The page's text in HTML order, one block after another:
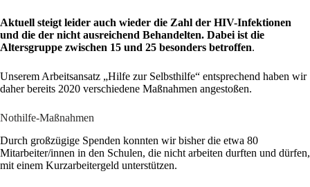
Aktuell steigt leider auch wieder die Zahl der HIV-Infektionen
und die der nicht ausreichend Behandelten. Dabei ist die
Altersgruppe zwischen 15 und 25 besonders betroffen.
Unserem Arbeitsansatz „Hilfe zur Selbsthilfe“ entsprechend haben wir
daher bereits 2020 verschiedene Maßnahmen angestoßen.
Nothilfe-Maßnahmen
Durch großzügige Spenden konnten wir bisher die etwa 80
Mitarbeiter/innen in den Schulen, die nicht arbeiten durften und dürfen,
mit einem Kurzarbeitergeld unterstützen.